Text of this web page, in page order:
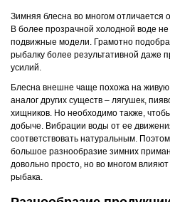
Зимняя блесна во многом отличается
В более прозрачной холодной воде
подвижные модели. Грамотно
рыбалку более результативной даже
усилий.
Блесна внешне чаще похожа на живую
аналог других существ – лягушек,
хищников. Но необходимо также,
добыче. Вибрации воды от ее
соответствовать натуральным.
большое разнообразие зимних
довольно просто, но во многом
рыбака.